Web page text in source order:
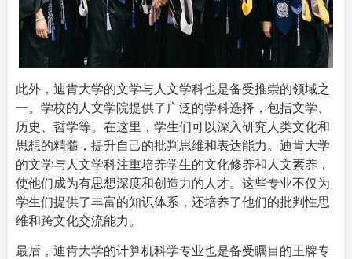
此外，迪肯大学的文学与人文学科也是备受推崇的领域之
一。学校的人文学院提供了广泛的学科选择，包括文学、
历史、哲学等。在这里，学生们可以深入研究人类文化和
思想的精髓，提升自己的批判思维和表达能力。迪肯大学
的文学与人文学科注重培养学生的文化修养和人文素养，
使他们成为有思想深度和创造力的人才。这些专业不仅为
学生们提供了丰富的知识体系，还培养了他们的批判性思
维和跨文化交流能力。
最后，迪肯大学的计算机科学专业也是备受瞩目的王牌专